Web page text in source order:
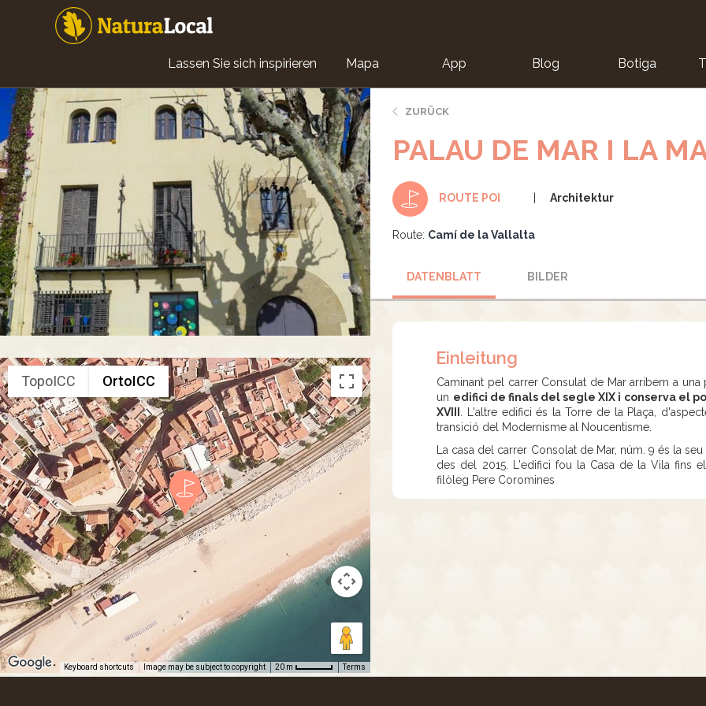
Main
navigation
Lassen Sie sich inspirieren Mapa App Blog Botiga
TopoICC OrtoICC
Keyboard shortcuts Image may be subject to copyright 20 m Terms
ZURÜCK
PALAU DE MAR I LA
ROUTE POI Architektur
Route: Camí de la Vallalta
DATENBLATT BILDER
Einleitung
Caminant pel carrer Consulat de Mar arribem a
un edifici de finals del segle XIX i conserva el
XVIII
. L'altre edifici és la Torre de la Plaça,
transició del Modernisme al Noucentisme.
La casa del carrer Consolat de Mar, núm. 9 és la
des del 2015. L'edifici fou la Casa de la Vila fins
filòleg Pere Coromines